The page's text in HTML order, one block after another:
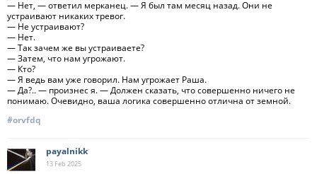
— Нет, — ответил мерканец. — Я был там месяц назад. Они не
устраивают никаких тревог.
— Не устраивают?
— Нет.
— Так зачем же вы устраиваете?
— Затем, что нам угрожают.
— Кто?
— Я ведь вам уже говорил. Нам угрожает Раша.
— Да?.. — произнес я. — Должен сказать, что совершенно ничего не
понимаю. Очевидно, ваша логика совершенно отлична от земной.
#orvfdq
payalnikk
13 Feb 2025